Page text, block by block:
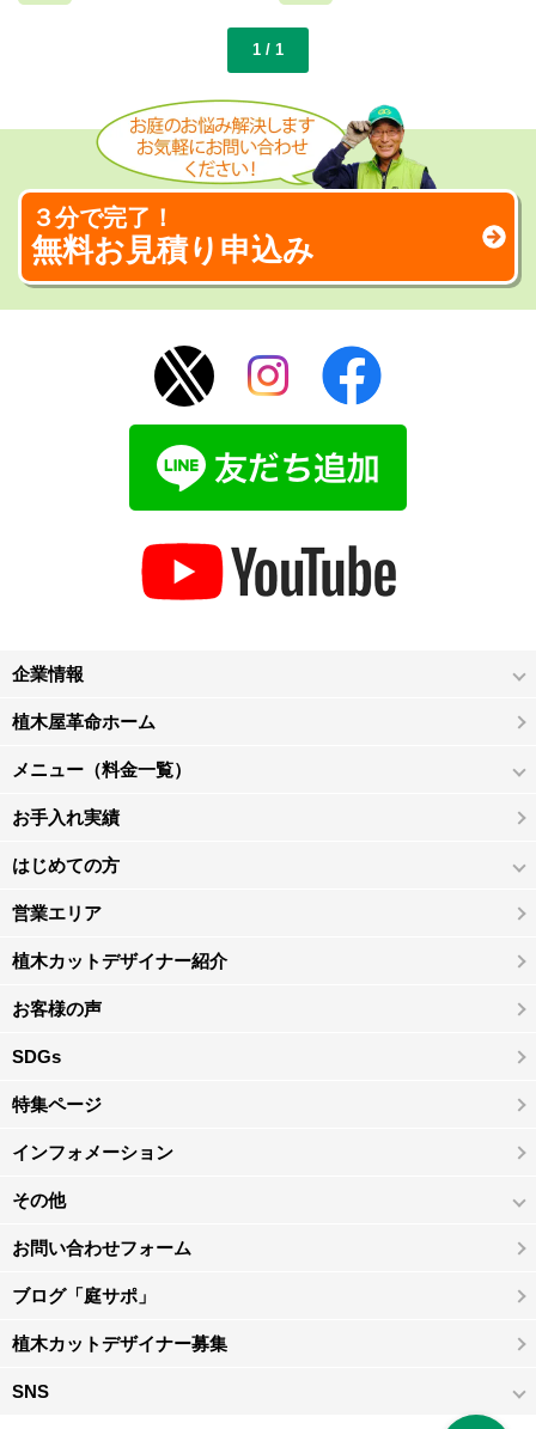
1 / 1
３分で完了！
無料お見積り申込み
企業情報
植木屋革命ホーム
メニュー（料金一覧）
お手入れ実績
はじめての方
営業エリア
植木カットデザイナー紹介
お客様の声
SDGs
特集ページ
インフォメーション
その他
お問い合わせフォーム
ブログ「庭サポ」
植木カットデザイナー募集
SNS